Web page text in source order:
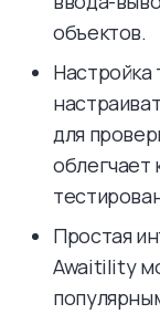
объектов.
Настройка
для
облегчает
Простая
Awaitility